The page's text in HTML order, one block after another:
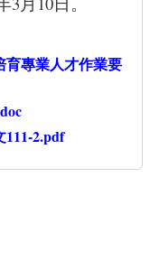
育專業人才作業要
2.pdf